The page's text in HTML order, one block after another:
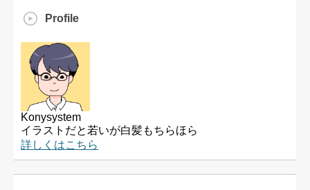
Profile
Konysystem
イラストだと若いが白髪もちらほら
詳しくはこちら